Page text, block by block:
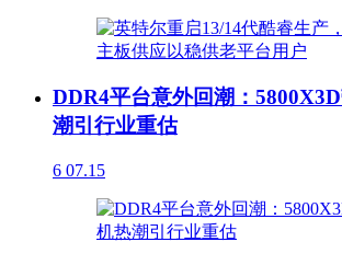
DDR4平台意外回潮：
潮引行业重估
6 07.15